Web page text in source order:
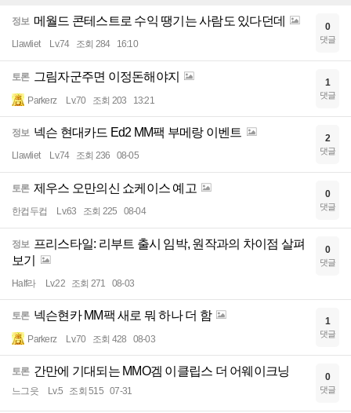
정보 메월드 콘테스트로 수익 땡기는 사람도 있다던데
Llawliet Lv.74 조회 284 16:10
0
댓글
토론 그림자군주면 이정돈해야지
Parkerz Lv.70 조회 203 13:21
1
댓글
정보 넥슨 현대카드 Ed2 MM팩 부메랑 이벤트
Llawliet Lv.74 조회 236 08-05
2
댓글
토론 제우스 오만의신 쇼케이스 예고
한컵두컵 Lv.63 조회 225 08-04
0
댓글
정보 프리스타일: 리부트 출시 임박, 원작과의 차이점 살펴
보기
Half라 Lv.22 조회 271 08-03
0
댓글
토론 넥슨현카 MM팩 새로 뭐 하나 더 함
Parkerz Lv.70 조회 428 08-03
1
댓글
토론 간만에 기대되는 MMO겜 이클립스 더 어웨이크닝
느그읏 Lv.5 조회 515 07-31
0
댓글